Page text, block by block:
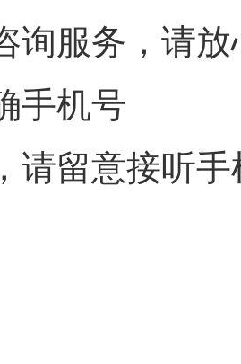
询服务，请放
手机号
请留意接听手